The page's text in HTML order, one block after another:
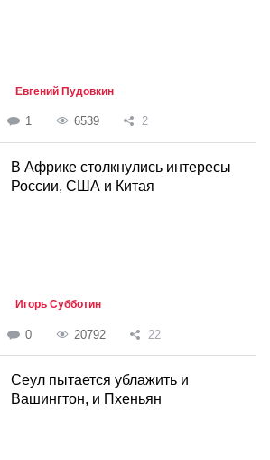
Евгений Пудовкин
1 6539 2
В Африке столкнулись интересы
России, США и Китая
Игорь Субботин
0 20792 22
Cеул пытается ублажить и
Вашингтон, и Пхеньян